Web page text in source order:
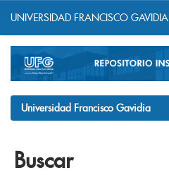
navigation
UNIVERSIDAD FRANCISCO GAVIDIA
Universidad Francisco Gavidia
Buscar